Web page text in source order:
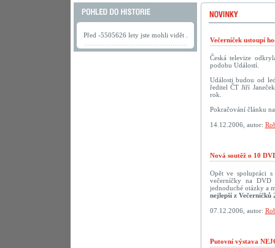
Před -5505626 lety jste mohli vidět .
Večerníček ustoupí
Česká televize
podobu Událostí.
Události budou od
ředitel ČT Jiří
rok.
Pokračování článku
14.12.2006, autor:
Nová soutěž o 10
Opět ve spolupráci
večerníčky na DVD
jednoduché otázky a
nejlepší z Večerníčků
07.12.2006, autor:
Putovní výstava